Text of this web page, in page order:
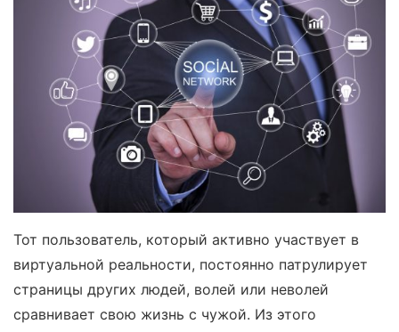
Тот пользователь, который активно участвует в
виртуальной реальности, постоянно патрулирует
страницы других людей, волей или неволей
сравнивает свою жизнь с чужой. Из этого